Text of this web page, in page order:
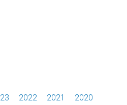
2022 2021
2020